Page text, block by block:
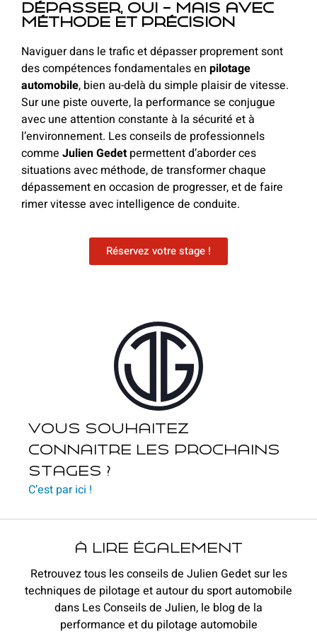
Dépasser, oui — mais avec
méthode et précision
Naviguer dans le trafic et dépasser proprement sont
des compétences fondamentales en pilotage
automobile, bien au-delà du simple plaisir de vitesse.
Sur une piste ouverte, la performance se conjugue
avec une attention constante à la sécurité et à
l’environnement. Les conseils de professionnels
comme Julien Gedetpermettent d’aborder ces
situations avec méthode, de transformer chaque
dépassement en occasion de progresser, et de faire
rimer vitesse avec intelligence de conduite.
Réservez votre stage !
Vous souhaitez
connaitre les prochains
stages ?
C’est par ici !
à lire également
Retrouvez tous les conseils de Julien Gedet sur les
techniques de pilotage et autour du sport automobile
dans Les Conseils de Julien, le blog de la
performance et du pilotage automobile